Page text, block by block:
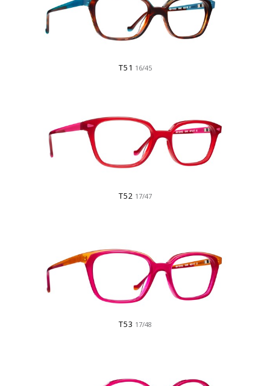
T51 16/45
T52 17/47
T53 17/48